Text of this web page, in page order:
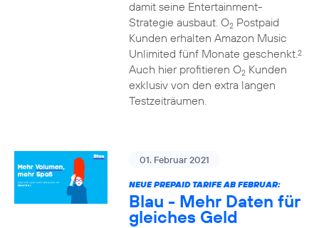
damit seine Entertainment-
Strategie ausbaut. O2Postpaid
Kunden erhalten Amazon Music
Unlimited fünf Monate geschenkt.2
Auch hier profitieren O2Kunden
exklusiv von den extra langen
Testzeiträumen.
01. Februar 2021
NEUE PREPAID TARIFE AB FEBRUAR:
Blau - Mehr Daten für
gleiches Geld